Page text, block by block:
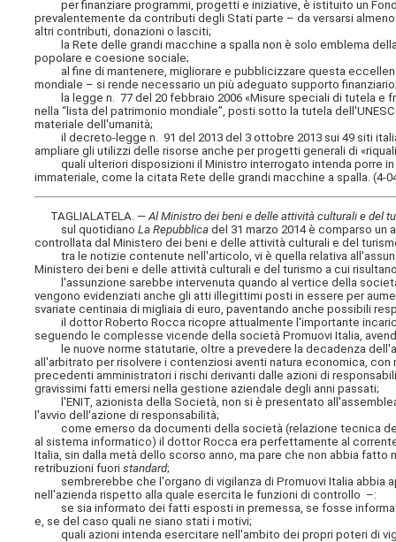
per finanziare programmi, progetti e iniziative, è istituito un
prevalentemente da contributi degli Stati parte – da versarsi
altri contributi, donazioni o lasciti;
la Rete delle grandi macchine a spalla non è solo emblema
popolare e coesione sociale;
al fine di mantenere, migliorare e pubblicizzare questa
mondiale – si rende necessario un più adeguato supporto
la legge n. 77 del 20 febbraio 2006 «Misure speciali di tutela e
nella “lista del patrimonio mondiale”, posti sotto la tutela
materiale dell'umanità;
il decreto-legge n. 91 del 2013 del 3 ottobre 2013 sui 49 siti
ampliare gli utilizzi delle risorse anche per progetti generali di
quali ulteriori disposizioni il Ministro interrogato intenda porre in
immateriale, come la citata Rete delle grandi macchine a spalla. (4-
TAGLIALATELA. —Al Ministro dei beni e delle attività culturali e del
sul quotidianoLa Repubblica del 31 marzo 2014 è comparso
controllata dal Ministero dei beni e delle attività culturali e del
tra le notizie contenute nell'articolo, vi è quella relativa
Ministero dei beni e delle attività culturali e del turismo a cui
l'assunzione sarebbe intervenuta quando al vertice della
vengono evidenziati anche gli atti illegittimi posti in essere per
svariate centinaia di migliaia di euro, paventando anche possibili
il dottor Roberto Rocca ricopre attualmente l'importante
seguendo le complesse vicende della società Promuovi Italia,
le nuove norme statutarie, oltre a prevedere la decadenza
all'arbitrato per risolvere i contenziosi aventi natura economica,
precedenti amministratori i rischi derivanti dalle azioni di
gravissimi fatti emersi nella gestione aziendale degli anni passati;
l'ENIT, azionista della Società, non si è presentato
l'avvio dell'azione di responsabilità;
come emerso da documenti della società (relazione tecnica
al sistema informatico) il dottor Rocca era perfettamente al
Italia, sin dalla metà dello scorso anno, ma pare che non abbia
retribuzioni fuoristandard;
sembrerebbe che l'organo di vigilanza di Promuovi Italia abbia
nell'azienda rispetto alla quale esercita le funzioni di controllo –:
se sia informato dei fatti esposti in premessa, se fosse
e, se del caso quali ne siano stati i motivi;
quali azioni intenda esercitare nell'ambito dei propri poteri di